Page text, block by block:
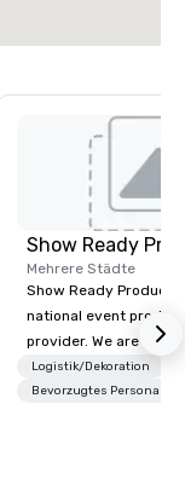
Show Ready
Mehrere Städte
Show Ready
national event
provider. We are your
production partner
finish. Our team is
Logistik/Dekoration
Bevorzugtes Personal